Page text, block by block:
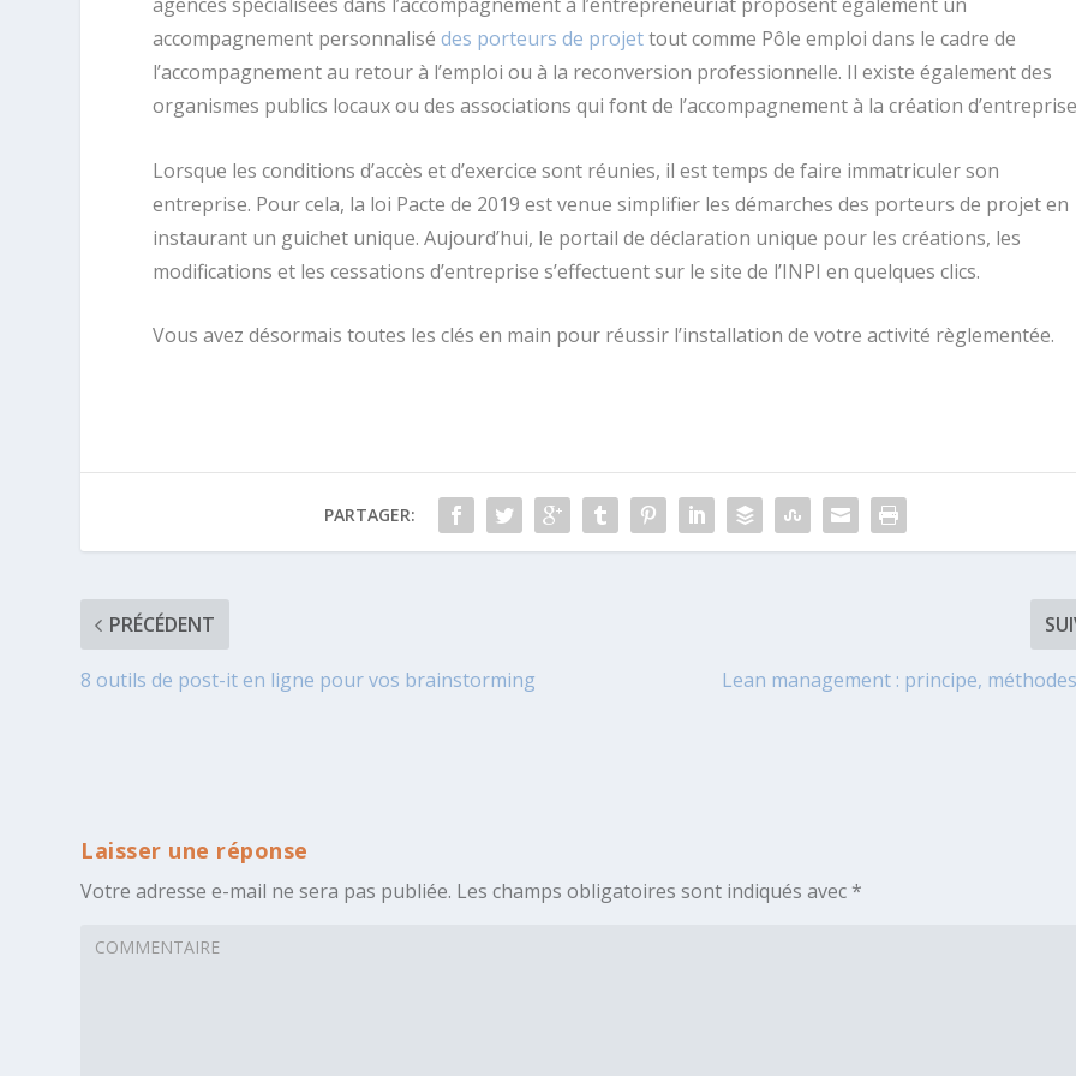
accompagnement personnalisédes porteurs de projettout comme Pôle emploi dans le cadre de
l’accompagnement au retour à l’emploi ou à la reconversion professionnelle. Il existe également des
organismes publics locaux ou des associations qui font de l’accompagnement à la création
Lorsque les conditions d’accès et d’exercice sont réunies, il est temps de faire immatriculer son
entreprise. Pour cela, la loi Pacte de 2019 est venue simplifier les démarches des porteurs de projet en
instaurant un guichet unique. Aujourd’hui, le portail de déclaration unique pour les créations, les
modifications et les cessations d’entreprise s’effectuent sur le site de l’INPI en quelques clics.
Vous avez désormais toutes les clés en main pour réussir l’installation de votre activité règlementée.
PARTAGER:
PRÉCÉDENT
8 outils de post-it en ligne pour vos brainstorming Lean management : principe,
Laisser une réponse
Votre adresse e-mail ne sera pas publiée. Les champs obligatoires sont indiqués avec *